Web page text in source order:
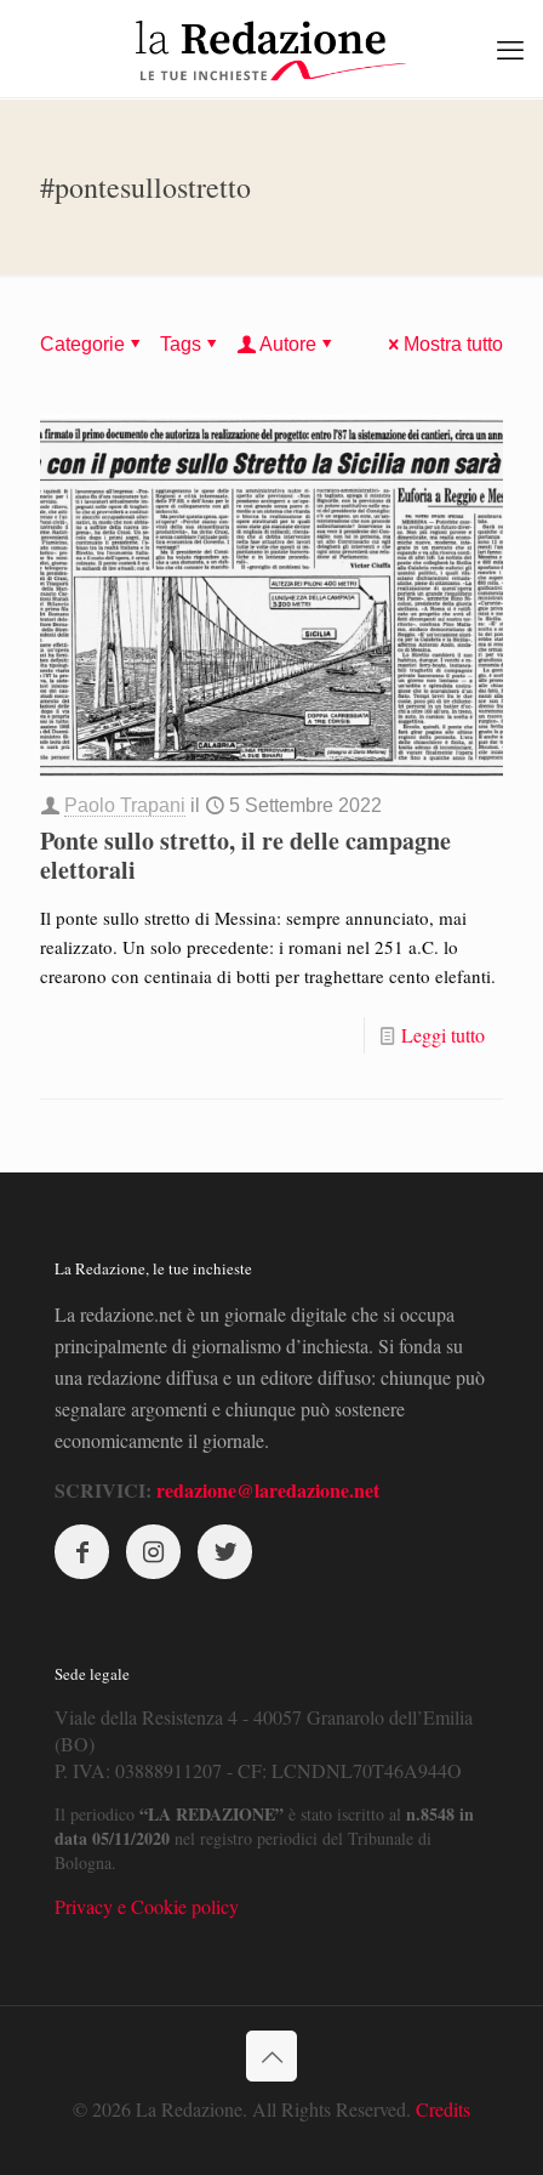
#pontesullostretto
Categorie Tags Autore Mostra tutto
Paolo Trapani il 5 Settembre 2022
Ponte sullo stretto, il re delle campagne
elettorali
Il ponte sullo stretto di Messina: sempre annunciato, mai
realizzato. Un solo precedente: i romani nel 251 a.C. lo
crearono con centinaia di botti per traghettare cento elefanti.
Leggi tutto
La Redazione, le tue inchieste
La redazione.net è un giornale digitale che si occupa
principalmente di giornalismo d’inchiesta. Si fonda su
una redazione diffusa e un editore diffuso: chiunque può
segnalare argomenti e chiunque può sostenere
economicamente il giornale.
SCRIVICI: redazione@laredazione.net
Sede legale
Viale della Resistenza 4 - 40057 Granarolo dell’Emilia
(BO)
P. IVA: 03888911207 - CF: LCNDNL70T46A944O
Il periodico “LA REDAZIONE” è stato iscritto al n.8548 in
data 05/11/2020 nel registro periodici del Tribunale di
Bologna.
Privacy e Cookie policy
© 2026 La Redazione. All Rights Reserved. Credits